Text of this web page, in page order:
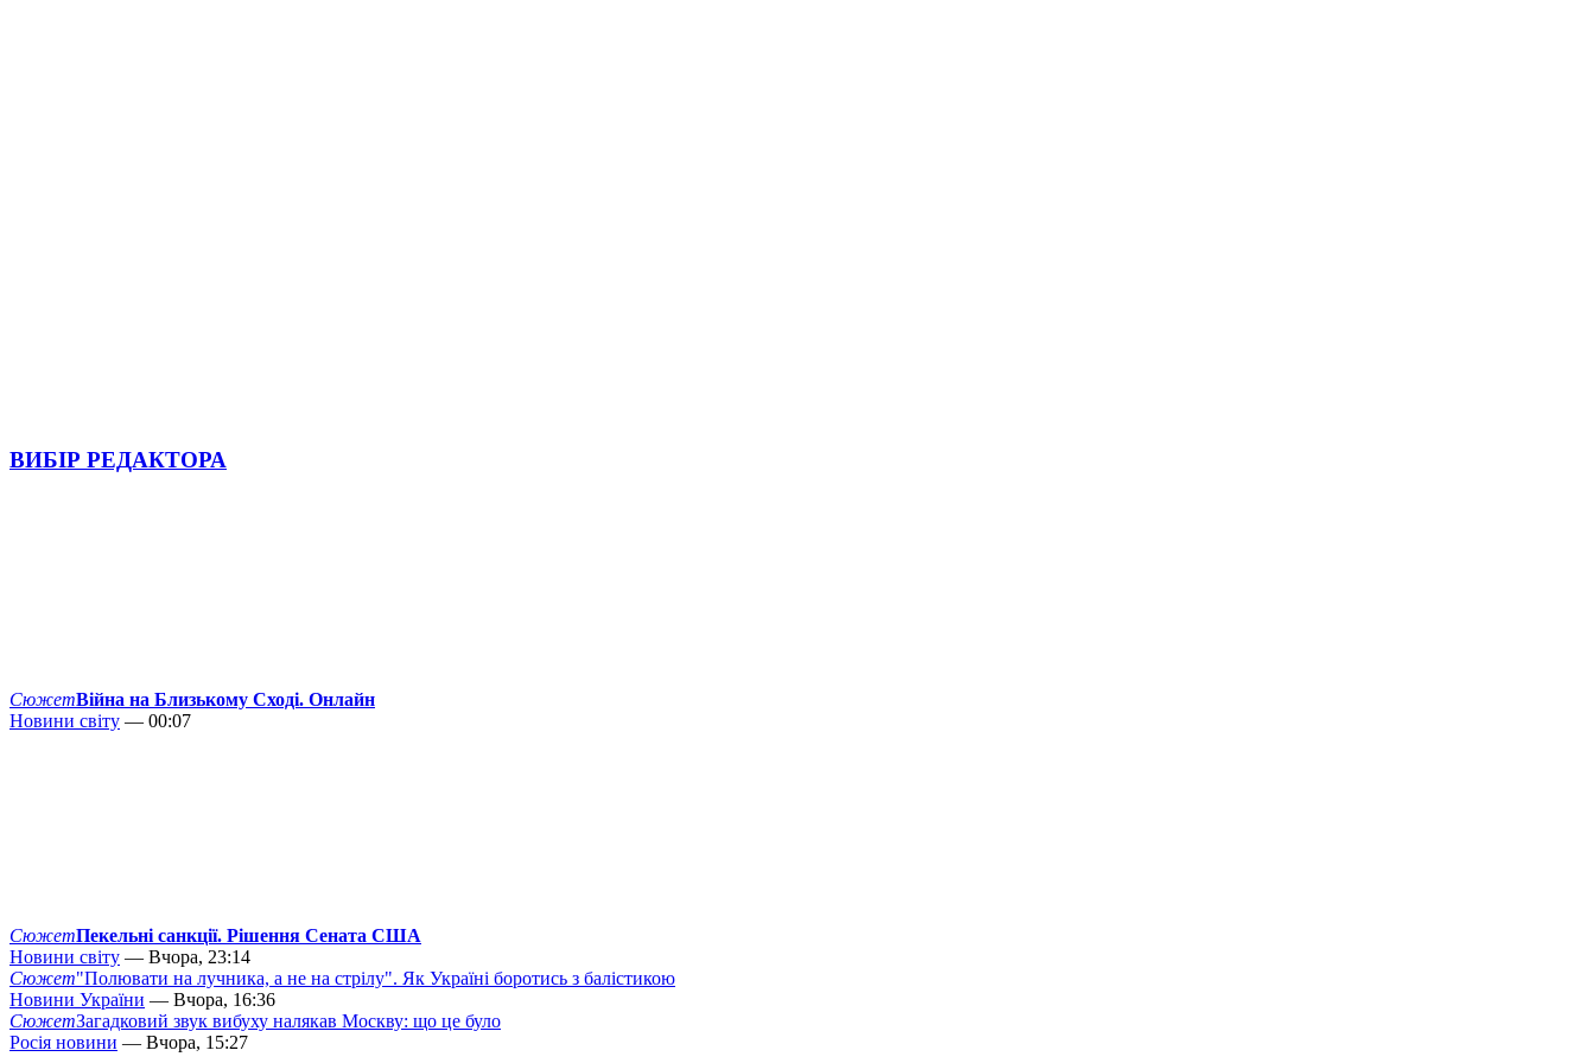
ВИБІР РЕДАКТОРА
СюжетВійна на Близькому Сході. Онлайн
Новини світу — 00:07
СюжетПекельні санкції. Рішення Сената США
Новини світу — Вчора, 23:14
Сюжет"Полювати на лучника, а не на стрілу". Як Україні боротись з балістикою
Новини України — Вчора, 16:36
СюжетЗагадковий звук вибуху налякав Москву: що це було
Росія новини — Вчора, 15:27